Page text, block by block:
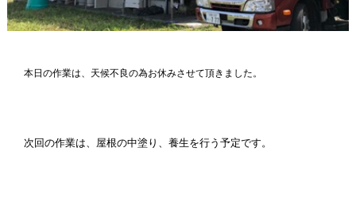
本日の作業は、天候不良の為お休みさせて頂きました。
次回の作業は、屋根の中塗り、養生を行う予定です。